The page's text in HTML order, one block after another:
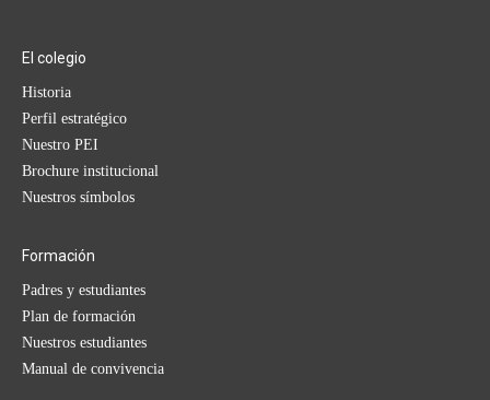
El colegio
Historia
Perfil estratégico
Nuestro PEI
Brochure institucional
Nuestros símbolos
Formación
Padres y estudiantes
Plan de formación
Nuestros estudiantes
Manual de convivencia